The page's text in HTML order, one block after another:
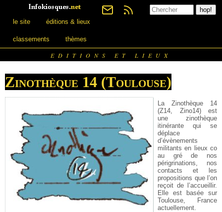
le site éditions & lieux
classements thèmes
EDITIONS ET LIEUX
Zinothèque 14 (Toulouse)
La Zinothèque 14
(Z14, Zino14) est
une zinothèque
itinérante qui se
déplace
d’évènements
militants en lieux co
au gré de nos
périgrinations, nos
contacts et les
propositions que l’on
reçoit de l’accueillir.
Elle est basée sur
Toulouse, France
actuellement.